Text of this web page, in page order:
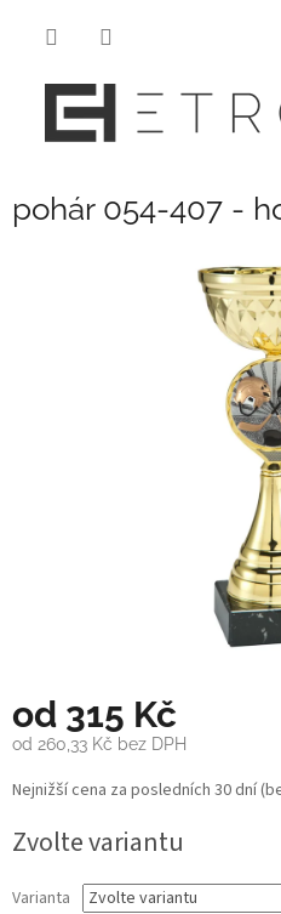
pohár 054-407 -
od 315 Kč
od 260,33 Kč bez DPH
Měrná
cena:
Nejnižší cena za posledních 30 dní
Zvolte variantu
Varianta